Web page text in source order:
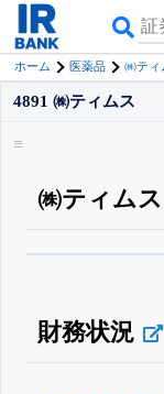
ホーム 医薬品 ㈱ティ
4891 ㈱ティムス
㈱ティム
登録すると永久
財務状況